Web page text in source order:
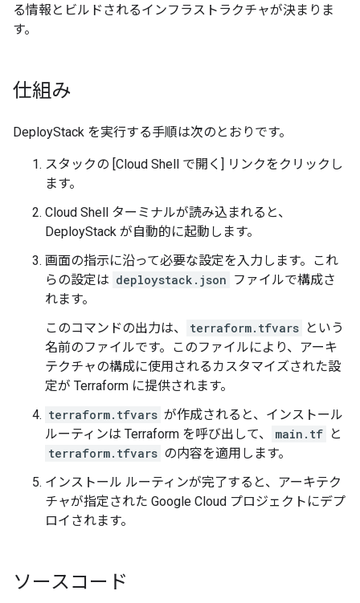
る情報とビルドされるインフラストラクチャが決まりま
す。
仕組み
DeployStack を実行する手順は次のとおりです。
スタックの [Cloud Shell で開く] リンクをクリックし
ます。
Cloud Shell ターミナルが読み込まれると、
DeployStack が自動的に起動します。
画面の指示に沿って必要な設定を入力します。これ
らの設定は deploystack.json ファイルで構成さ
れます。
このコマンドの出力は、
terraform.tfvars という
名前のファイルです。このファイルにより、アーキ
テクチャの構成に使用されるカスタマイズされた設
定が Terraform に提供されます。
terraform.tfvars が作成されると、インストール
ルーティンは Terraform を呼び出して、
main.tf と
terraform.tfvars の内容を適用します。
インストール ルーティンが完了すると、アーキテク
チャが指定された Google Cloud プロジェクトにデプ
ロイされます。
ソースコード